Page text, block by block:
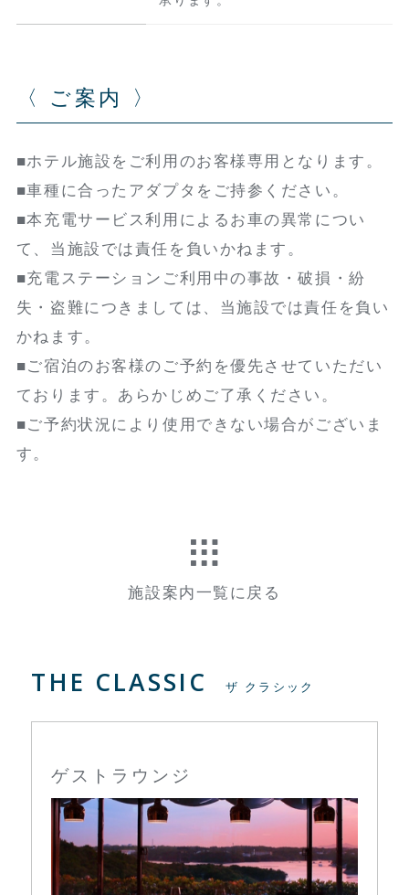
〈 ご案内 〉
■ホテル施設をご利用のお客様専用となります。
■車種に合ったアダプタをご持参ください。
■本充電サービス利用によるお車の異常につい
て、当施設では責任を負いかねます。
■充電ステーションご利用中の事故・破損・紛
失・盗難につきましては、当施設では責任を負い
かねます。
■ご宿泊のお客様のご予約を優先させていただい
ております。あらかじめご了承ください。
■ご予約状況により使用できない場合がございま
す。
施設案内一覧に戻る
THE CLASSIC ザ クラシック
ゲストラウンジ